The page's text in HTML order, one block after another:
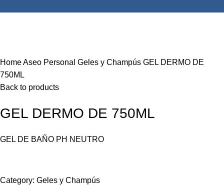
HomeAseo Personal Geles y Champús GEL DERMO DE
750ML
Back to products
GEL DERMO DE 750ML
GEL DE BAÑO PH NEUTRO
Category: Geles y Champús